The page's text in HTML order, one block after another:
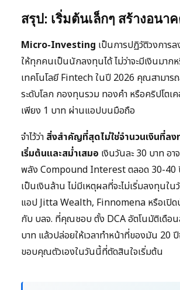
สรุป: เริ่มต้นเล็กๆ สร้างอนา
Micro-Investing เป็นการปฏิวัติวงการ
ให้ทุกคนเป็นนักลงทุนได้ ไม่ว่าจะมีเงินมาก
เทคโนโลยี Fintech ในปี 2026 คุณสามาร
ระดับโลก กองทุนรวม ทองคำ หรือคริปโตเค
เพียง 1 บาท ผ่านแอปบนมือถือ
จำไว้ว่า สิ่งสำคัญที่สุดไม่ใช่จำนวนเงินที่ล
เริ่มต้นและสม่ำเสมอ เงินวันละ 30 บาท อ
พลัง Compound Interest ตลอด 30-40
เป็นเงินล้าน ไม่มีเหตุผลที่จะไม่เริ่มลงทุนใ
แอป Jitta Wealth, Finnomena หรือเปิ
กับ บลจ. ที่คุณชอบ ตั้ง DCA อัตโนมัติเดือ
บาท แล้วปล่อยให้เวลาทำหน้าที่ของมัน 20
ขอบคุณตัวเองในวันนี้ที่ตัดสินใจเริ่มต้น